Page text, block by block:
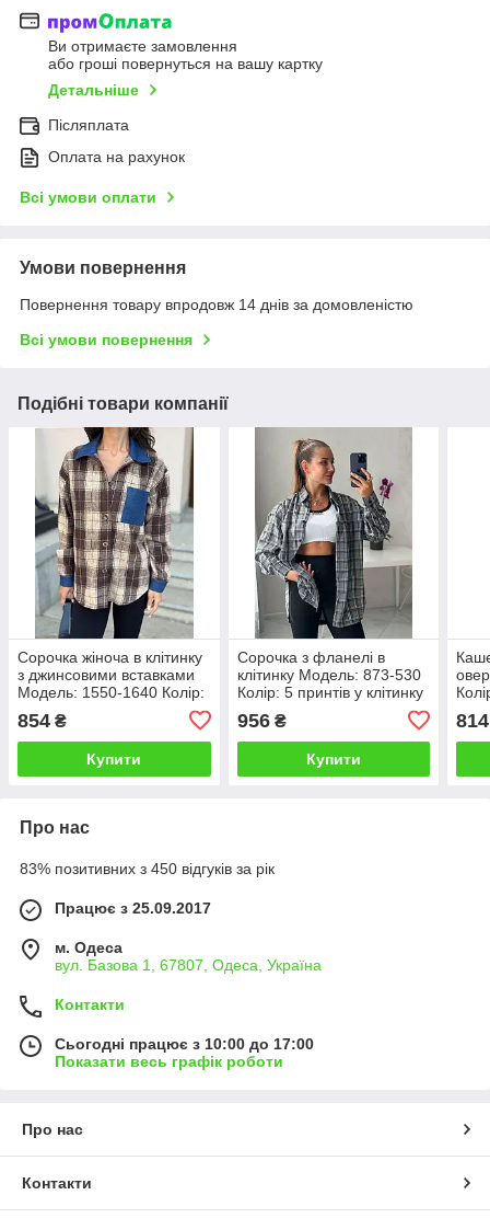
Ви отримаєте замовлення
або гроші повернуться на вашу картку
Детальніше
Післяплата
Оплата на рахунок
Всі умови оплати
Умови повернення
Повернення товару впродовж 14 днів за домовленістю
Всі умови повернення
Подібні товари компанії
Сорочка жіноча в клітинку
з джинсовими вставками
Модель: 1550-1640 Колір:
коричневий
854 ₴
Купити
Сорочка з фланелі в
клітинку Модель: 873-530
Колір: 5 принтів у клітинку
956₴
Купити
814
Про нас
83% позитивних з 450 відгуків за рік
Працює з 25.09.2017
м. Одеса
вул. Базова 1, 67807, Одеса, Україна
Контакти
Сьогодні працює з 10:00 до 17:00
Показати весь графік роботи
Про нас
Контакти